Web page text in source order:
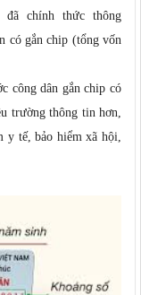
chính thức thông
có gắn chip (tổng vốn
công dân gắn chip có
trường thông tin hơn,
y tế, bảo hiểm xã hội,